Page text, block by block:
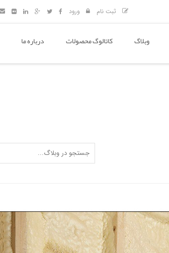
ثبت نام ورود
وبلاگ کاتالوگ محصولات درباره ما